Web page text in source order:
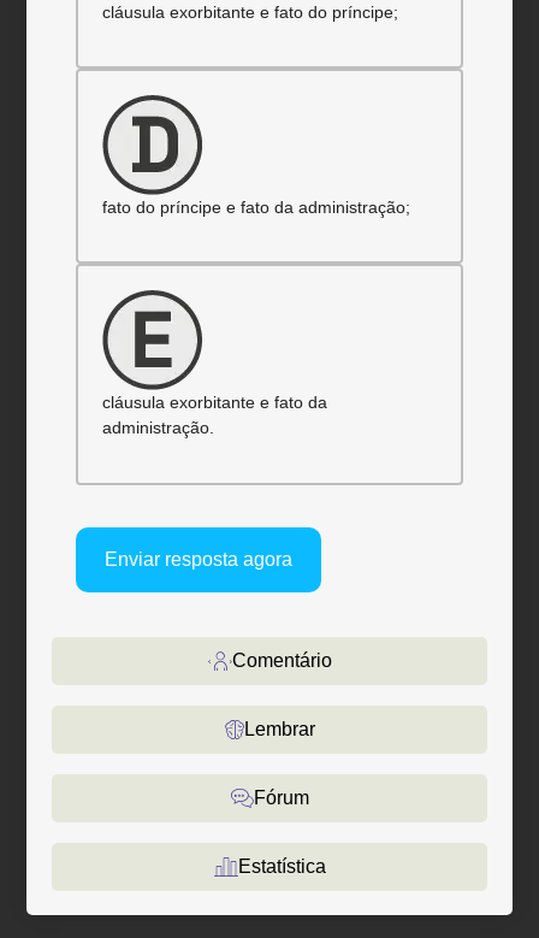
Comentário
Lembrar
Fórum
Estatística
cláusula exorbitante e fato do príncipe;
fato do príncipe e fato da administração;
cláusula exorbitante e fato da
administração.
Enviar resposta agora